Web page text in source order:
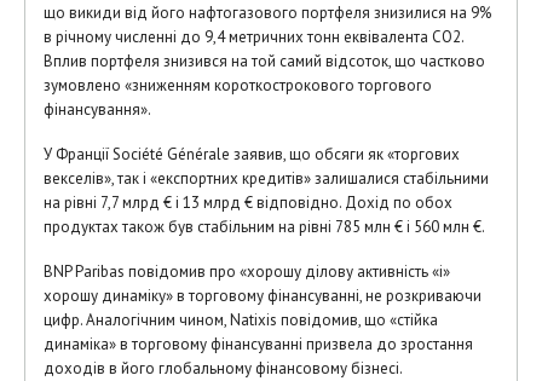
що викиди від його нафтогазового портфеля знизилися на 9%
в річному численні до 9,4 метричних тонн еквівалента CO2.
Вплив портфеля знизився на той самий відсоток, що частково
зумовлено «зниженням короткострокового торгового
фінансування».
У Франції Société Générale заявив, що обсяги як «торгових
векселів», так і «експортних кредитів» залишалися стабільними
на рівні 7,7 млрд € і 13 млрд € відповідно. Дохід по обох
продуктах також був стабільним на рівні 785 млн € і 560 млн €.
BNP Paribas повідомив про «хорошу ділову активність «і»
хорошу динаміку» в торговому фінансуванні, не розкриваючи
цифр. Аналогічним чином, Natixis повідомив, що «стійка
динаміка» в торговому фінансуванні призвела до зростання
доходів в його глобальному фінансовому бізнесі.